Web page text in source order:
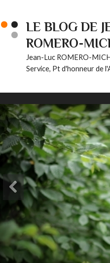
LE BLOG DE
ROMERO-
Jean-Luc ROMERO-
Service, Pt d'honneur de